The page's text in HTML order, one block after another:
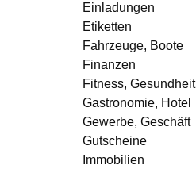
Einladungen
Etiketten
Fahrzeuge, Boote
Finanzen
Fitness, Gesundheit
Gastronomie, Hotel
Gewerbe, Geschäft
Gutscheine
Immobilien